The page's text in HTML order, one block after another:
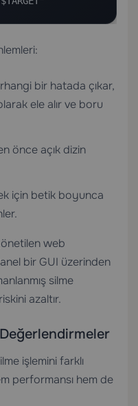
bir hatada çıkar,
ele alır ve boru
önce açık dizin
için betik boyunca
web
bir GUI üzerinden
silme
azaltır.
işlemini farklı
performansı hem de